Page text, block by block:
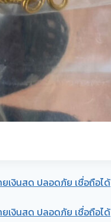
เงินสด ปลอดภัย เชื่อถือได้
เงินสด ปลอดภัย เชื่อถือได้